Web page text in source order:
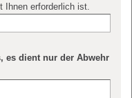
Ihnen erforderlich ist.
es dient nur der Abwehr